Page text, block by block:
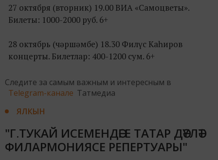
27 октября (вторник) 19.00 ВИА «Самоцветы».
Билеты: 1000-2000 руб. 6+
28 октябрь (чәршәмбе) 18.30 Филүс Каһиров
концерты. Билетлар: 400-1200 сум. 6+
Следите за самым важным и интересным в
Telegram-канале Татмедиа
ЯЛКЫН
"Г.ТУКАЙ ИСЕМЕНДӘГЕ ТАТАР ДӘҮЛӘТ
ФИЛАРМОНИЯСЕ РЕПЕРТУАРЫ"